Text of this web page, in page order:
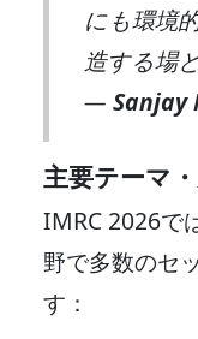
にも環境
造する場
—Sanjay
主要テーマ
IMRC 2026で
野で多数のセ
す：